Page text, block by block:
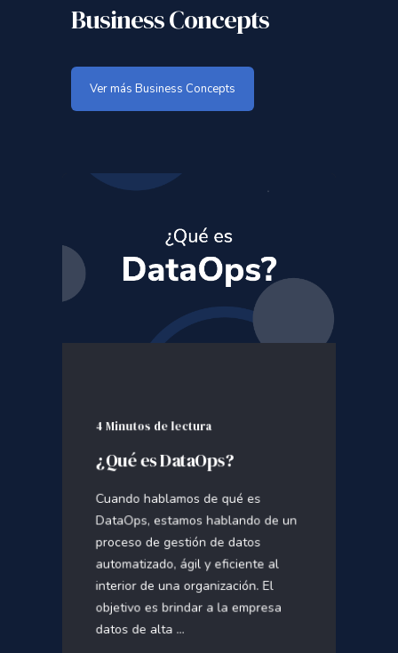
Business Concepts
Ver más Business Concepts
4 Minutos de lectura
¿Qué es DataOps?
Cuando hablamos de qué es
DataOps, estamos hablando de un
proceso de gestión de datos
automatizado, ágil y eficiente al
interior de una organización. El
objetivo es brindar a la empresa
datos de alta ...